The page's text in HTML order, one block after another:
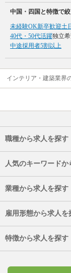
中国・四国と特徴で
未経験OK新卒歓迎土
40代・50代活躍独立
中途採用者5割以上
インテリア・建築業界
職種から求人を探す
人気のキーワード
業種から求人を探す
雇用形態から求人を
特徴から求人を探す